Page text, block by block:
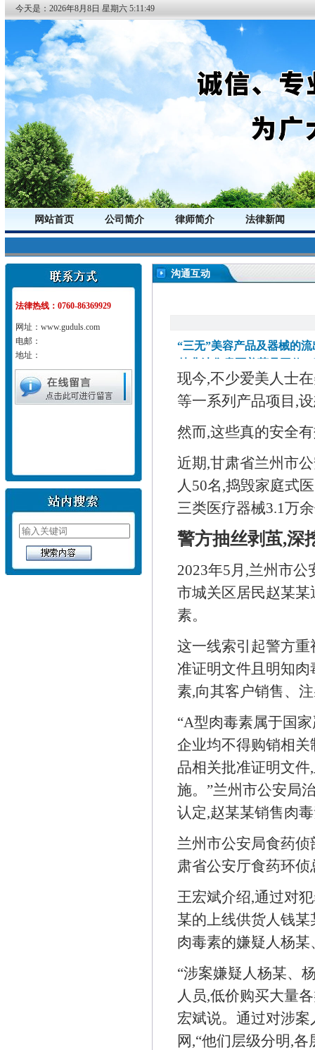
今天是： 2026年8月 8日 星期六 5:11:50
网站首页 公司简介 律师简介 法律新闻
法律热线：0760-86369929
网址：www.guduls.com
电邮：
地址：
沟通互动
“三无”美容产品及器械的
美机构,
现今,不少爱美人士
等一系列产品项目,
然而,这些真的安全
近期,甘肃省兰州市
人50名,捣毁家庭式
三类医疗器械3.1万
警方抽丝剥茧,深
2023年5月,兰州市
市城关区居民赵某
素。
这一线索引起警方
准证明文件且明知
素,向其客户销售、
“A型肉毒素属于国
企业均不得购销相
品相关批准证明文
施。”兰州市公安局
认定,赵某某销售肉
兰州市公安局食药
肃省公安厅食药环
王宏斌介绍,通过对
某的上线供货人钱
肉毒素的嫌疑人杨
“涉案嫌疑人杨某、
人员,低价购买大量
宏斌说。通过对涉
网,“他们层级分明,